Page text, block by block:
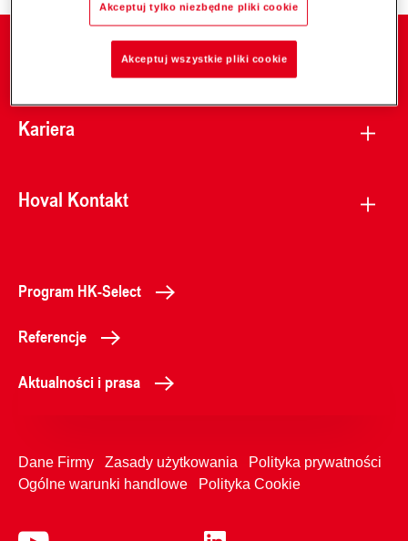
Kariera
Hoval Kontakt
Program HK-Select
Referencje
Aktualności i prasa
Dane Firmy Zasady użytkowania
Polityka prywatności
Ogólne warunki handlowe
Polityka Cookie
Akceptuj tylko niezbędne pliki cookie
Akceptuj wszystkie pliki cookie